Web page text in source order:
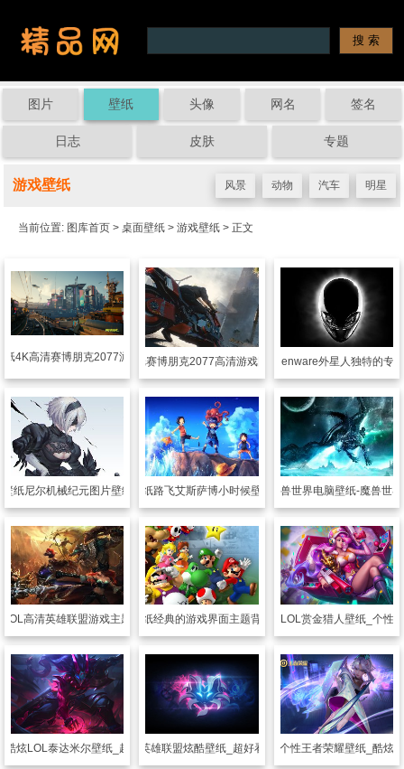
图片 壁纸 头像 网名 签名
日志 皮肤 专题
游戏壁纸 风景 动物 汽车 明星
当前位置: 图库首页 > 桌面壁纸 > 游戏壁纸 > 正文
纸4K高清赛博朋克2077游戏壁纸
游戏壁纸赛博朋克2077高清游戏图片壁纸
游戏壁纸 Alienware外星人独特的专
壁纸尼尔机械纪元图片壁纸大全
游戏壁纸路飞艾斯萨博小时候壁纸图片
游戏壁纸 魔兽世界电脑壁纸-魔兽世
LOL高清英雄联盟游戏主题壁纸精选
游戏壁纸经典的游戏界面主题背景壁纸
游戏壁纸超酷LOL赏金猎人壁纸_个性
酷炫LOL泰达米尔壁纸_超酷的泰达米尔
游戏壁纸 英雄联盟炫酷壁纸_超好看英雄标志
游戏壁纸 超个性王者荣耀壁纸_酷炫